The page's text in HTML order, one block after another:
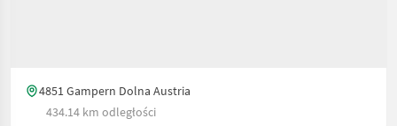
4851 Gampern Dolna Austria
434.14 km odległości